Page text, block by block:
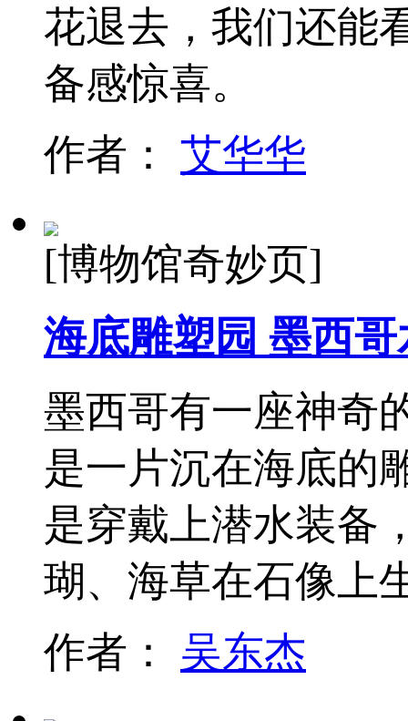
花退去，我们还能
备感惊喜。
作者： 艾华华
[博物馆奇妙页]
海底雕塑园 墨西
墨西哥有一座神奇
是一片沉在海底的
是穿戴上潜水装备
瑚、海草在石像
作者： 吴东杰